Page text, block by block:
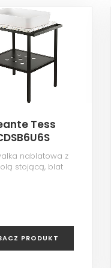
Tess
nablatowa z
stojącą, blat
PRODUKT